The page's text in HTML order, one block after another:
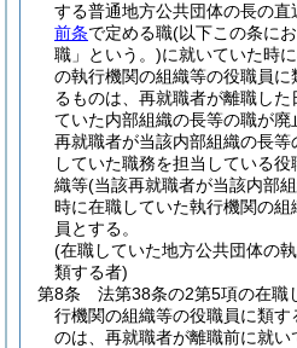
する普通地方公共団体の長の
前条で定める職(以下この条に
職」という。)に就いていた時
の執行機関の組織等の役職員
るものは、再就職者が離職し
ていた内部組織の長等の職が
再就職者が当該内部組織の長
していた職務を担当している
織等(当該再就職者が当該内部
時に在職していた執行機関の組
員とする。
(在職していた地方公共団体の
類する者)
第8条
法第38条の2第5項の在職
行機関の組織等の役職員に類
のは、再就職者が離職前に就